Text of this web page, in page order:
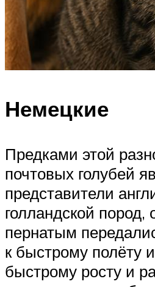
Немецкие
Предками этой
почтовых голубей
представители
голландской пород,
пернатым
к быстрому полёту
быстрому росту и